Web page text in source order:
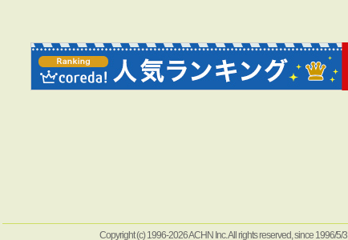
Copyright (c) 1996-2026 ACHN Inc. All rights reserved, since 1996/5/3